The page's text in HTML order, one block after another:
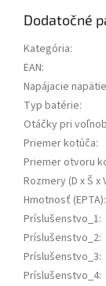
Dodatočné
Kategória:
EAN:
Napájacie napätie
Typ batérie:
Otáčky pri
Priemer kotúča:
Priemer otvoru
Rozmery (D x Š x
Hmotnosť (EPTA):
Príslušenstvo_1:
Príslušenstvo_2:
Príslušenstvo_3:
Príslušenstvo_4: